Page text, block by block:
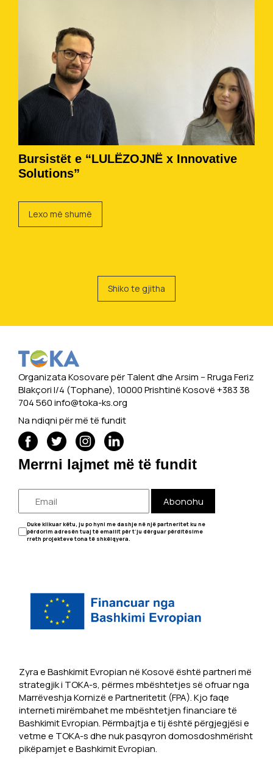
Bursistët e “LULËZOJNË x Innovative
Solutions”
Lexo më shumë
Shiko te gjitha
Organizata Kosovare për Talent dhe Arsim -- Rruga Feriz
Blakçori I/4 (Tophane), 10000 Prishtinë Kosovë +383 38
704 560info@toka-ks.org
Na ndiqni për më të fundit
Merrni lajmet më të fundit
Abonohu
Duke klikuar këtu, ju po hyni me dashje në një partneritet ku ne
përdorim adresën tuaj të emailit për t'ju dërguar përditësime
rreth projekteve tona të shkëlqyera.
Zyra e Bashkimit Evropian në Kosovë është partneri më
strategjik i TOKA-s, përmes mbështetjes së ofruar nga
Marrëveshja Kornizë e Partneritetit (FPA). Kjo faqe
interneti mirëmbahet me mbështetjen financiare të
Bashkimit Evropian. Përmbajtja e tij është përgjegjësi e
vetme e TOKA-s dhe nuk pasqyron domosdoshmërisht
pikëpamjet e Bashkimit Evropian.